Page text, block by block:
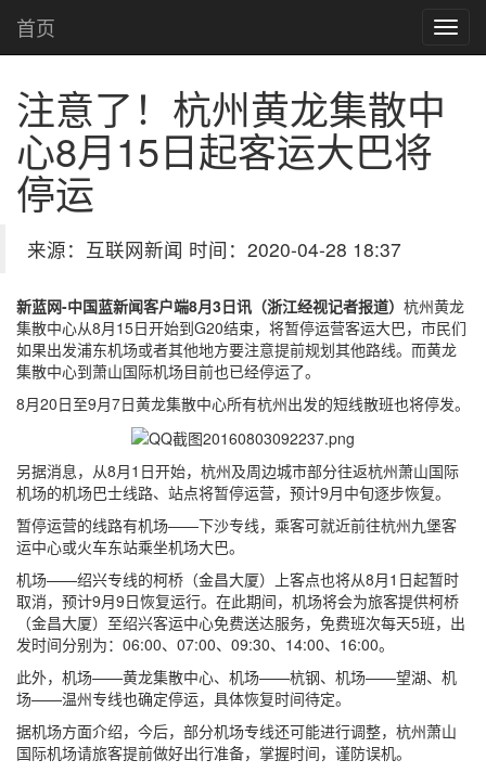
首页
注意了！杭州黄龙集散中
心8月15日起客运大巴将
停运
来源：互联网新闻 时间：2020-04-28 18:37
新蓝网-中国蓝新闻客户端8月3日讯（浙江经视记者报道） 杭州黄龙
集散中心从8月15日开始到G20结束，将暂停运营客运大巴，市民们
如果出发浦东机场或者其他地方要注意提前规划其他路线。而黄龙
集散中心到萧山国际机场目前也已经停运了。
8月20日至9月7日黄龙集散中心所有杭州出发的短线散班也将停发。
另据消息，从8月1日开始，杭州及周边城市部分往返杭州萧山国际
机场的机场巴士线路、站点将暂停运营，预计9月中旬逐步恢复。
暂停运营的线路有机场——下沙专线，乘客可就近前往杭州九堡客
运中心或火车东站乘坐机场大巴。
机场——绍兴专线的柯桥（金昌大厦）上客点也将从8月1日起暂时
取消，预计9月9日恢复运行。在此期间，机场将会为旅客提供柯桥
（金昌大厦）至绍兴客运中心免费送达服务，免费班次每天5班，出
发时间分别为：06:00、07:00、09:30、14:00、16:00。
此外，机场——黄龙集散中心、机场——杭钢、机场——望湖、机
场——温州专线也确定停运，具体恢复时间待定。
据机场方面介绍，今后，部分机场专线还可能进行调整，杭州萧山
国际机场请旅客提前做好出行准备，掌握时间，谨防误机。